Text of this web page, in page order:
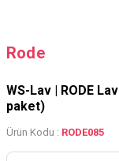
Rode
WS-Lav | RODE
paket)
Ürün Kodu : RODE085